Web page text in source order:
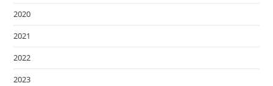
2020
2021
2022
2023